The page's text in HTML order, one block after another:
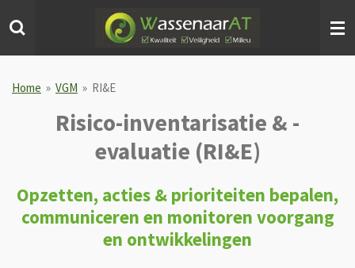
direct
hoofdinhoud
Home » VGM » RI&E
Risico-inventarisatie & -
evaluatie (RI&E)
Opzetten, acties & prioriteiten bepalen,
communiceren en monitoren voorgang
en ontwikkelingen